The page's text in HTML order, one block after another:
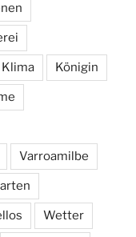
Klima Königin
Varroamilbe
Wetter